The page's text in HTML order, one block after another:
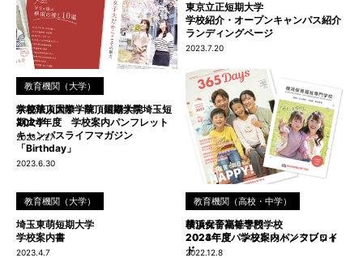
教育機関（大学）
京都華頂大学・華頂短期大学
2024年度 学校案内パンフレット
2023.7.27
東京立正短期大学
学校紹介・オープンキャンパス紹介
ランディングページ
2023.7.20
教育機関（大学）
学校法人国際学院 国際学院埼玉短
期大学
キャンパスライフマガジン
「Birthday」
2023.6.30
教育機関（専門学校）
横浜保育福祉専門学校
2024年度パンフレット／タブロイ
ド
教育機関（大学）
埼玉東萌短期大学
学校案内書
2023.4.7
教育機関（高校・中学）
華頂女子高等学校
2023年度 学校案内パンフレット
2022.12.8